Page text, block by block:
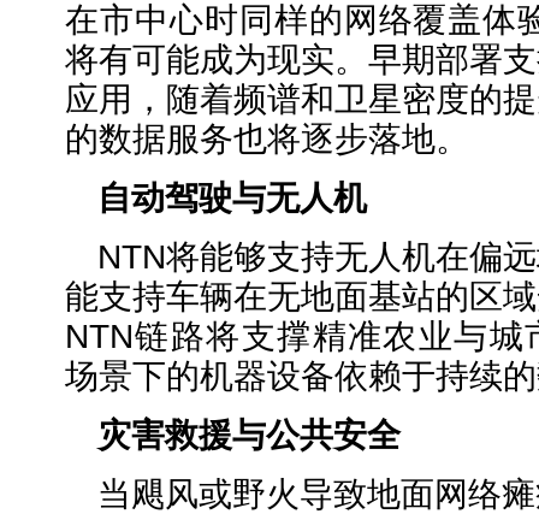
在市中心时同样的网络覆盖
将有可能成为现实。早期部署
应用，随着频谱和卫星密度的
的数据服务也将逐步落地。
自动驾驶与无人机
NTN将能够支持无人机在偏
能支持车辆在无地面基站的区
NTN链路将支撑精准农业与城
场景下的机器设备依赖于持续
灾害救援与公共安全
当飓风或野火导致地面网络